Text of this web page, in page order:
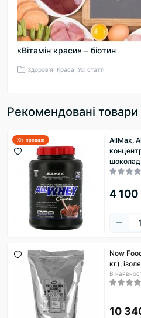
«Вітамін краси» – біотин
Здоров'я, Краса, Усі статті
Рекомендовані товари
Хіт-продаж
AllMax,
шоколад
4 100
Now
кг),
В
10